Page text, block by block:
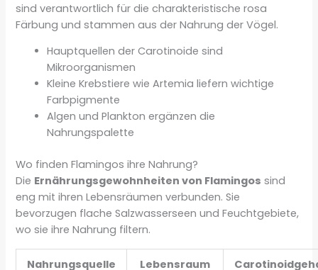
sind verantwortlich für die charakteristische rosa
Färbung und stammen aus der Nahrung der Vögel.
Hauptquellen der Carotinoide sind
Mikroorganismen
Kleine Krebstiere wie Artemia liefern wichtige
Farbpigmente
Algen und Plankton ergänzen die
Nahrungspalette
Wo finden Flamingos ihre Nahrung?
Die Ernährungsgewohnheiten von Flamingos sind
eng mit ihren Lebensräumen verbunden. Sie
bevorzugen flache Salzwasserseen und Feuchtgebiete,
wo sie ihre Nahrung filtern.
Nahrungsquelle Lebensraum